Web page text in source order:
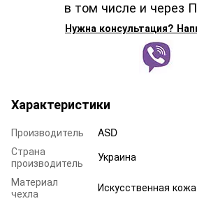
в том числе и через
Нужна консультация?
Характеристики
Производитель
ASD
Страна
производитель
Украина
Материал
чехла
Искусственная кожа